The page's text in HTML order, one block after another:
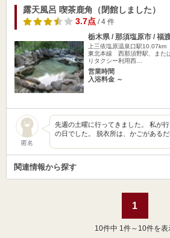
露天風呂 喫茶鹿角（閉館しました）
3.7点/ 4 件
栃木県 / 那須塩原市 / 福
上三依塩原温泉口駅10.07km
東北本線 西那須野駅、また
りタクシー利用西…
営業時間
入浴料金 ～
匿名
先週の土曜に行ってきました。 私が
の日でした。 脱衣所は、かごがある
関連情報から探す
1
10件中 1件～10件を表